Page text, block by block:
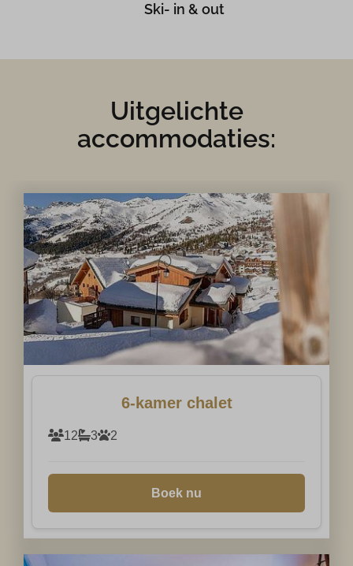
Ski- in & out
Uitgelichte
accommodaties:
6-kamer chalet
12 3 2
Boek nu